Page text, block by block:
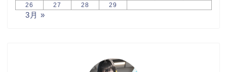
26
27 28 29
3月 »